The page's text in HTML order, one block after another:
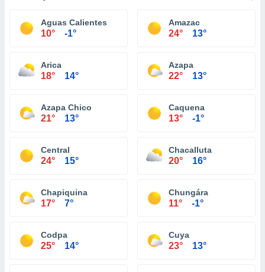
Aguas Calientes
10° -1°
Amazac
24° 13°
Arica
18° 14°
Azapa
22° 13°
Azapa Chico
21° 13°
Caquena
13° -1°
Central
24° 15°
Chacalluta
20° 16°
Chapiquina
17° 7°
Chungára
11° -1°
Codpa
25° 14°
Cuya
23° 13°